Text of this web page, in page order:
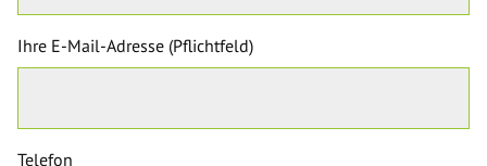
Ihre E-Mail-Adresse (Pflichtfeld)
Telefon